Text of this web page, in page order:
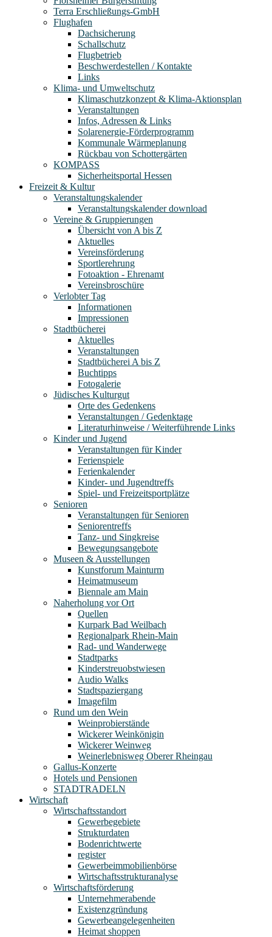
Terra Erschließungs-GmbH
Flughafen
Dachsicherung
Schallschutz
Flugbetrieb
Beschwerdestellen / Kontakte
Links
Klima- und Umweltschutz
Klimaschutzkonzept & Klima-Aktionsplan
Veranstaltungen
Infos, Adressen & Links
Solarenergie-Förderprogramm
Kommunale Wärmeplanung
Rückbau von Schottergärten
KOMPASS
Sicherheitsportal Hessen
Freizeit & Kultur
Veranstaltungskalender
Veranstaltungskalender download
Vereine & Gruppierungen
Übersicht von A bis Z
Aktuelles
Vereinsförderung
Sportlerehrung
Fotoaktion - Ehrenamt
Vereinsbroschüre
Verlobter Tag
Informationen
Impressionen
Stadtbücherei
Aktuelles
Veranstaltungen
Stadtbücherei A bis Z
Buchtipps
Fotogalerie
Jüdisches Kulturgut
Orte des Gedenkens
Veranstaltungen / Gedenktage
Literaturhinweise / Weiterführende Links
Kinder und Jugend
Veranstaltungen für Kinder
Ferienspiele
Ferienkalender
Kinder- und Jugendtreffs
Spiel- und Freizeitsportplätze
Senioren
Veranstaltungen für Senioren
Seniorentreffs
Tanz- und Singkreise
Bewegungsangebote
Museen & Ausstellungen
Kunstforum Mainturm
Heimatmuseum
Biennale am Main
Naherholung vor Ort
Quellen
Kurpark Bad Weilbach
Regionalpark Rhein-Main
Rad- und Wanderwege
Stadtparks
Kinderstreuobstwiesen
Audio Walks
Stadtspaziergang
Imagefilm
Rund um den Wein
Weinprobierstände
Wickerer Weinkönigin
Wickerer Weinweg
Weinerlebnisweg Oberer Rheingau
Gallus-Konzerte
Hotels und Pensionen
STADTRADELN
Wirtschaft
Wirtschaftsstandort
Gewerbegebiete
Strukturdaten
Bodenrichtwerte
register
Gewerbeimmobilienbörse
Wirtschaftsstrukturanalyse
Wirtschaftsförderung
Unternehmerabende
Existenzgründung
Gewerbeangelegenheiten
Heimat shoppen